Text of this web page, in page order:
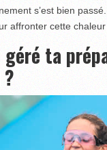
s’est bien
affronter cette chaleur
ta